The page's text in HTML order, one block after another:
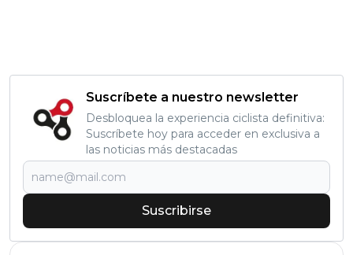
Suscríbete a nuestro newsletter
Desbloquea la experiencia ciclista definitiva:
Suscríbete hoy para acceder en exclusiva a
las noticias más destacadas
Suscribirse